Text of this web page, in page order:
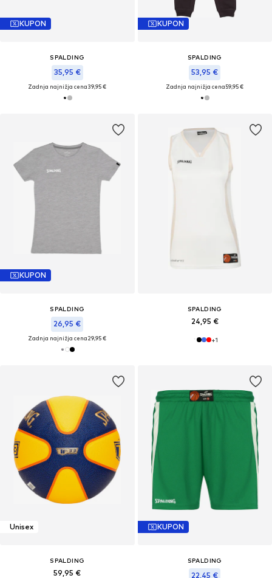
KUPON
SPALDING
35,95 €
Zadnja najnižja cena39,95 €
KUPON
SPALDING
53,95 €
Zadnja najnižja cena59,95 €
KUPON
SPALDING
26,95 €
Zadnja najnižja cena29,95 €
SPALDING
24,95 €
+1
Unisex
SPALDING
59,95 €
KUPON
SPALDING
22,45 €